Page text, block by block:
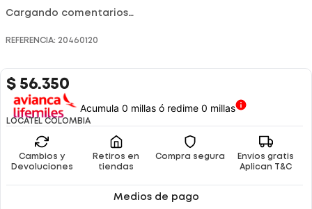
Cargando comentarios…
REFERENCIA: 20460120
$ 56.350
Acumula 0 millas ó redime 0 millas
LOCATEL COLOMBIA
Cambios y
Devoluciones
Retiros en
tiendas
Compra segura
Envíos gratis
Aplican T&C
Medios de pago